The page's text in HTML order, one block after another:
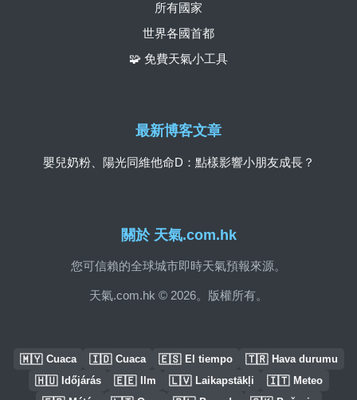
關於 天氣.com.hk
您可信賴的全球城市即時天氣預報來源。
天氣.com.hk © 2026。版權所有。
所有國家
世界各國首都
🧩 免費天氣小工具
最新博客文章
嬰兒奶粉、陽光同維他命D：點樣影響小朋友成長？
🇲🇾 Cuaca 🇮🇩 Cuaca 🇪🇸 El tiempo 🇹🇷 Hava durumu
🇭🇺 Időjárás 🇪🇪 Ilm 🇱🇻 Laikapstākļi 🇮🇹 Meteo